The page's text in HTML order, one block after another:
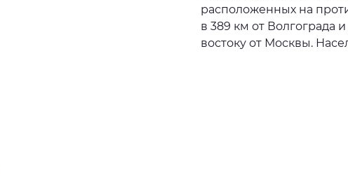
расположенных на
в 389 км от Волгограда
востоку от Москвы.